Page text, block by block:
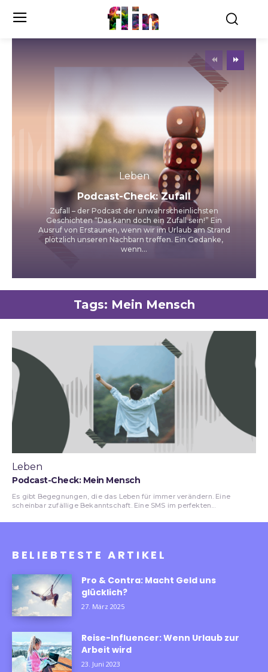
flin
Leben
Podcast-Check: Zufall
Zufall – der Podcast der unwahrscheinlichsten
Geschichten “Das kann doch ein Zufall sein!” Ein
Ausruf von Erstaunen, wenn wir im Urlaub am Strand
plötzlich unseren Nachbarn treffen. Ein Gedanke,
wenn...
Tags: Mein Mensch
Leben
Podcast-Check: Mein Mensch
Es gibt Begegnungen, die das Leben für immer verändern. Eine
scheinbar zufällige Bekanntschaft. Eine SMS im perfekten...
BELIEBTESTE ARTIKEL
Pro & Contra: Macht Geld uns
glücklich?
27. März 2025
Reise-Influencer: Wenn Urlaub zur
Arbeit wird
23. Juni 2023